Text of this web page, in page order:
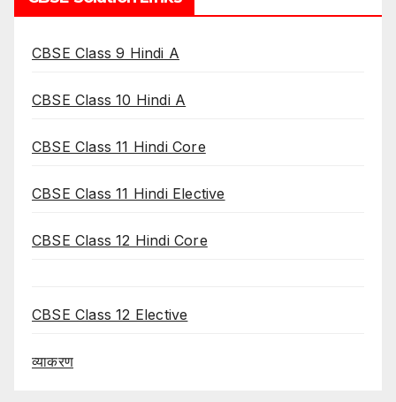
CBSE Class 9 Hindi A
CBSE Class 10 Hindi A
CBSE Class 11 Hindi Core
CBSE Class 11 Hindi Elective
CBSE Class 12 Hindi Core
CBSE Class 12 Elective
व्याकरण